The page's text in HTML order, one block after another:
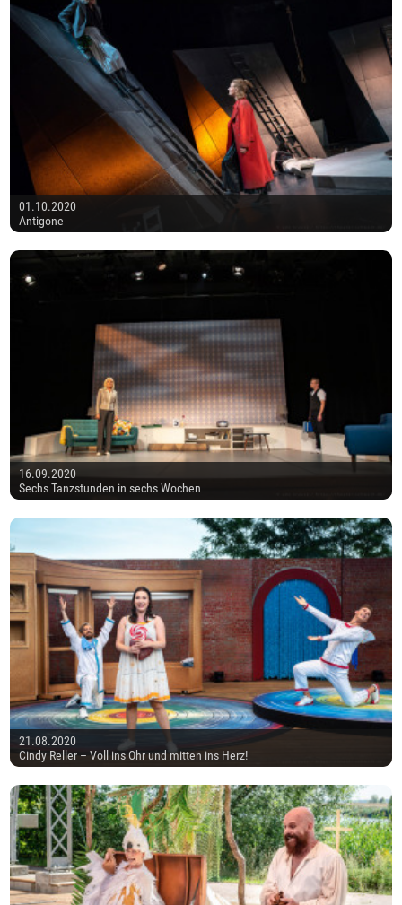
01.10.2020
Antigone
16.09.2020
Sechs Tanzstunden in sechs Wochen
21.08.2020
Cindy Reller – Voll ins Ohr und mitten ins Herz!